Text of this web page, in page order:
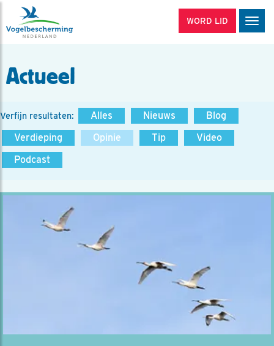
WORD LID
Actueel
Verfijn resultaten: Alles Nieuws
Blog
Verdieping
Opinie Tip
Video
Podcast